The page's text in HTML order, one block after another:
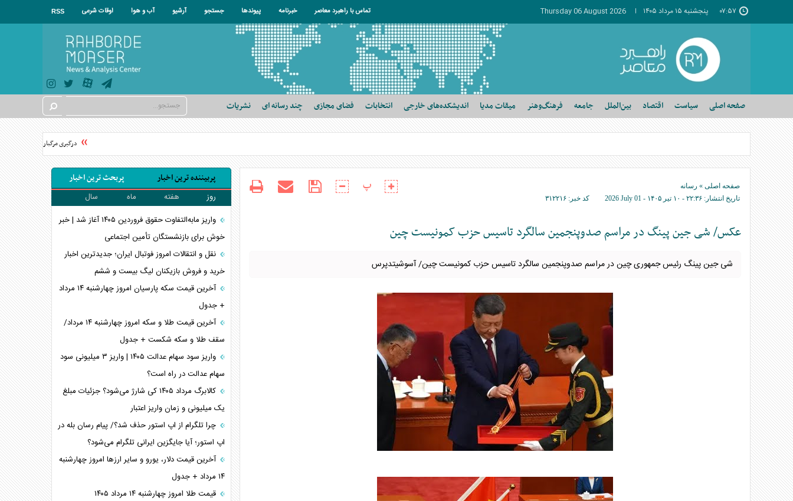
۰۷:۵۷ پنجشنبه ۱۵ مرداد ۱۴۰۵ Thursday 06 August 2026 تماس با راهبرد معاصر خبرنامه پیوندها جستجو آرشیو آب و هوا اوقات شرعی RSS
صفحه اصلی سیاست اقتصاد بین‌الملل جامعه فرهنگ‌وهنر میقات مدیا اندیشکده‌های خارجی انتخابات فضای مجازی چند رسانه ای نشریات
درگیری مرگبار میان سه برادر و
صفحه اصلی » رسانه
تاریخ انتشار: ۲۲:۳۶ - ۱۰ تير ۱۴۰۵ - 2026 July 01 کد خبر: ۳۱۲۲۱۶
پ
عکس/ شی جین پینگ در مراسم صدوپنجمین سالگرد تاسیس حزب کمونیست چین
شی جین پینگ رئیس جمهوری چین در مراسم صدوپنجمین سالگرد تاسیس حزب کمونیست چین/ آسوشیتدپرس
پربیننده ترین اخبار پربحث ترین اخبار
روز هفته ماه
سال
واریز مابه‌التفاوت حقوق فروردین ۱۴۰۵ آغاز شد | خبر
خوش برای بازنشستگان تأمین اجتماعی
نقل و انتقالات امروز فوتبال ایران؛ جدیدترین اخبار
خرید و فروش بازیکنان لیگ بیست و ششم
آخرین قیمت سکه پارسیان امروز چهارشنبه ۱۴ مرداد
+ جدول
آخرین قیمت طلا و سکه امروز چهارشنبه ۱۴ مرداد/
سقف طلا و سکه شکست + جدول
واریز سود سهام عدالت ۱۴۰۵ | واریز ۳ میلیونی سود
سهام عدالت در راه است؟
کالابرگ مرداد ۱۴۰۵ کی شارژ می‌شود؟ جزئیات مبلغ
یک میلیونی و زمان واریز اعتبار
چرا تلگرام از اپ استور حذف شد؟/ پیام رسان بله در
اپ استور؛ آیا جایگزین ایرانی تلگرام می‌شود؟
آخرین قیمت دلار، یورو و سایر ارز‌ها امروز چهارشنبه
۱۴ مرداد + جدول
قیمت طلا امروز چهارشنبه ۱۴ مرداد ۱۴۰۵